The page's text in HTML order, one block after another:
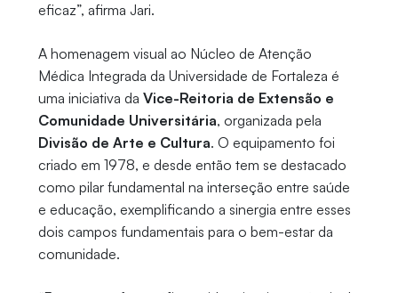
eficaz”, afirma Jari.
A homenagem visual ao Núcleo de Atenção
Médica Integrada da Universidade de Fortaleza é
uma iniciativa da Vice-Reitoria de Extensão e
Comunidade Universitária, organizada pela
Divisão de Arte e Cultura. O equipamento foi
criado em 1978, e desde então tem se destacado
como pilar fundamental na interseção entre saúde
e educação, exemplificando a sinergia entre esses
dois campos fundamentais para o bem-estar da
comunidade.